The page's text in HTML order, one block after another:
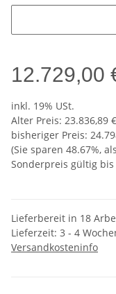
12.729,00
inkl. 19% USt.
Alter Preis: 23.836,89 €
bisheriger Preis:
(Sie sparen 48.67%,
Sonderpreis gültig bis
Lieferbereit in 18
Lieferzeit: 3 - 4
Versandkosteninfo